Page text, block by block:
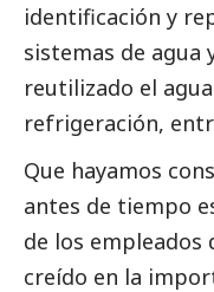
identificación y
sistemas de agua
reutilizado el
refrigeración,
Que hayamos
antes de tiempo
de los empleados
creído en la